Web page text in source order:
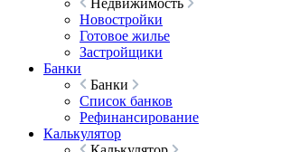
Недвижимость
Новостройки
Готовое жилье
Застройщики
Банки
Банки
Список банков
Рефинансирование
Калькулятор